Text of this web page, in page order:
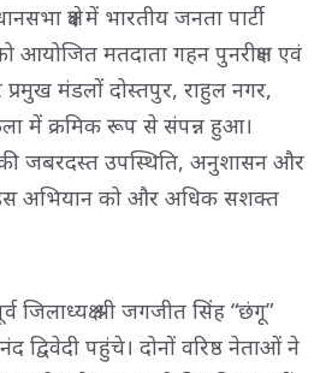
क्षेत्र में भारतीय जनता पार्टी
आयोजित मतदाता गहन पुनरीक्षण एवं
प्रमुख मंडलों दोस्तपुर, राहुल नगर,
में क्रमिक रूप से संपन्न हुआ।
की जबरदस्त उपस्थिति, अनुशासन और
अभियान को और अधिक सशक्त
श्री जगजीत सिंह “छंगू”
द्विवेदी पहुंचे। दोनों वरिष्ठ नेताओं ने